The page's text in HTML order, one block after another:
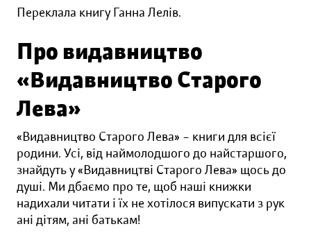
Переклала книгу Ганна Лелів.
Про видавництво
«Видавництво Старого
Лева»
«Видавництво Старого Лева» – книги для всієї
родини. Усі, від наймолодшого до найстаршого,
знайдуть у «Видавництві Старого Лева» щось до
душі. Ми дбаємо про те, щоб наші книжки
надихали читати і їх не хотілося випускати з рук
ані дітям, ані батькам!